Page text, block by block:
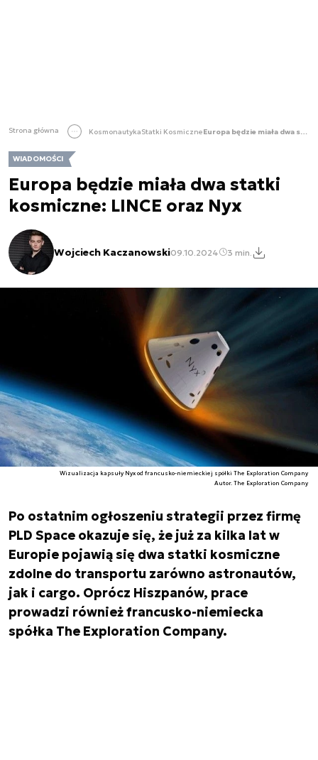
Strona główna KosmonautykaStatki Kosmiczne Europa będzie miała dwa statki kosmiczne: LINCE oraz Nyx
WIADOMOŚCI
Europa będzie miała dwa statki
kosmiczne: LINCE oraz Nyx
Wojciech Kaczanowski09.10.2024 3 min.
Wizualizacja kapsuły Nyx od francusko-niemieckiej spółki The Exploration Company
Autor. The Exploration Company
Po ostatnim ogłoszeniu strategii przez firmę
PLD Space okazuje się, że już za kilka lat w
Europie pojawią się dwa statki kosmiczne
zdolne do transportu zarówno astronautów,
jak i cargo. Oprócz Hiszpanów, prace
prowadzi również francusko-niemiecka
spółka The Exploration Company.